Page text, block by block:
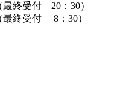
終受付 20：30）
終受付 8：30）